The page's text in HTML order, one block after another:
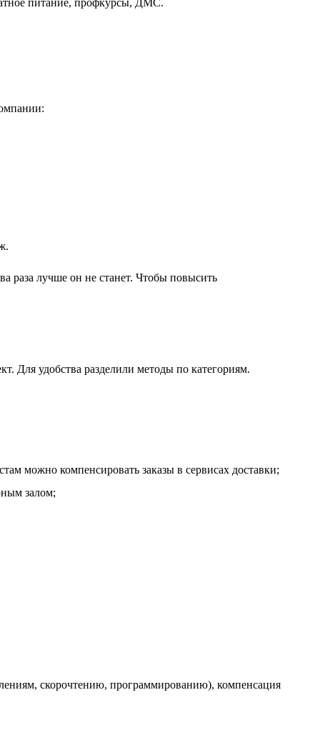
раза лучше он не станет. Чтобы повысить
Для удобства разделили методы по категориям.
можно компенсировать заказы в сервисах доставки;
залом;
скорочтению, программированию), компенсация